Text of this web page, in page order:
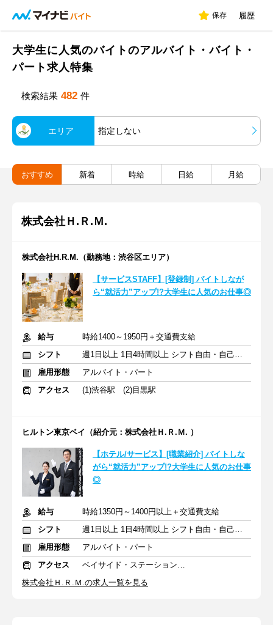
保存 履歴
大学生に人気のバイトのアルバイト・バイト・
パート求人特集
検索結果 482 件
エリア 指定しない
おすすめ 新着 時給 日給 月給
株式会社Ｈ.Ｒ.Ｍ.
株式会社H.R.M.（勤務地：渋谷区エリア）
【サービスSTAFF】[登録制] バイトしなが
ら“就活力”アップ!?大学生に人気のお仕事◎
給与
時給1400～1950円＋交通費支給
シフト
週1日以上 1日4時間以上 シフト自由・自己申告
雇用形態
アルバイト・パート
アクセス
(1)渋谷駅 (2)目黒駅
ヒルトン東京ベイ（紹介元：株式会社Ｈ.Ｒ.Ｍ. ）
【ホテル/サービス】[職業紹介] バイトしな
がら“就活力”アップ!?大学生に人気のお仕事
◎
給与
時給1350円～1400円以上＋交通費支給
シフト
週1日以上 1日4時間以上 シフト自由・自己申告
雇用形態
アルバイト・パート
アクセス
ベイサイド・ステーション駅 徒歩3分
株式会社Ｈ.Ｒ.Ｍ.の求人一覧を見る